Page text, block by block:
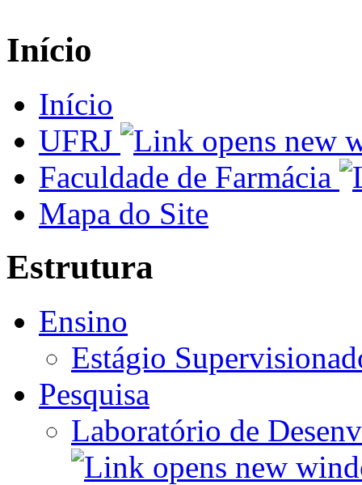
Início
Início
UFRJ
Faculdade de Farmácia
Mapa do Site
Estrutura
Ensino
Estágio
Pesquisa
Laboratório de